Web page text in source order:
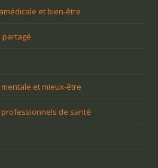
et bien-être
partagé
et mieux-être
de santé